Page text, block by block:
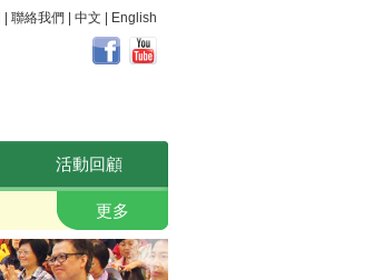
聯絡我們 中文 English
活動回顧
職安健。 好心晴
更多